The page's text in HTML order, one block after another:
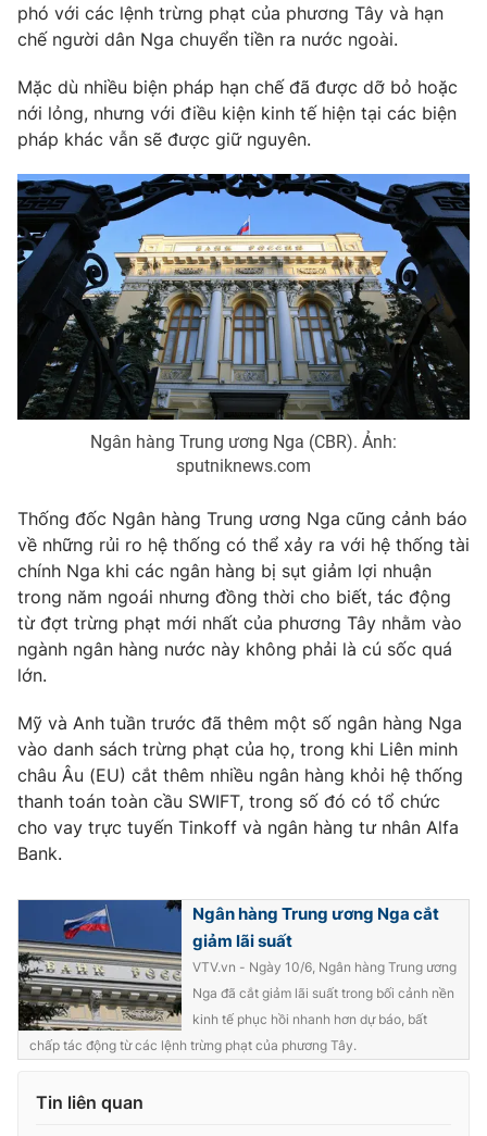
Thị trường
Lịch phát sóng
Chuyên mục khác
Emagazine Podcast
Photo Infographic
Video Shorts video
VTV Money VTV Thể thao
VTV Sức khoẻ Bất động sản
Thị trường 24h Tấm lòng Việt
VTV4 Vươn mình bằng AI
VTV9 VTV8
Liên hệ tòa soạn English
THỜI BÁO VTV
Theo dõi báo trên
Cơ quan chủ quản:
Đài Truyền hình Việt Nam
Cơ quan báo chí:Thời báo VTV
Giấy phép hoạt động báo in và báo điện tử số 483/GP-BTTTT
cấp ngày 29/12/2023
Tổng Biên tập:Vũ Thanh Thủy
Phó Tổng Biên tập:Nguyễn Thị Mỹ Hạnh, Phạm Quốc Thắng,
Tổng đài VTV:
phó với các lệnh trừng phạt của phương Tây và hạn
chế người dân Nga chuyển tiền ra nước ngoài.
Mặc dù nhiều biện pháp hạn chế đã được dỡ bỏ hoặc
nới lỏng, nhưng với điều kiện kinh tế hiện tại các biện
pháp khác vẫn sẽ được giữ nguyên.
Ngân hàng Trung ương Nga (CBR). Ảnh:
sputniknews.com
Thống đốc Ngân hàng Trung ương Nga cũng cảnh báo
về những rủi ro hệ thống có thể xảy ra với hệ thống tài
chính Nga khi các ngân hàng bị sụt giảm lợi nhuận
trong năm ngoái nhưng đồng thời cho biết, tác động
từ đợt trừng phạt mới nhất của phương Tây nhằm vào
ngành ngân hàng nước này không phải là cú sốc quá
lớn.
Mỹ và Anh tuần trước đã thêm một số ngân hàng Nga
vào danh sách trừng phạt của họ, trong khi Liên minh
châu Âu (EU) cắt thêm nhiều ngân hàng khỏi hệ thống
thanh toán toàn cầu SWIFT, trong số đó có tổ chức
cho vay trực tuyến Tinkoff và ngân hàng tư nhân Alfa
Bank.
Ngân hàng Trung ương Nga cắt
giảm lãi suất
VTV.vn - Ngày 10/6, Ngân hàng Trung ương
Nga đã cắt giảm lãi suất trong bối cảnh nền
kinh tế phục hồi nhanh hơn dự báo, bất
chấp tác động từ các lệnh trừng phạt của phương Tây.
Tin liên quan